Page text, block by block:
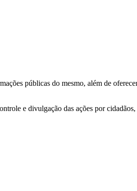
públicas do mesmo, além de
e divulgação das ações por